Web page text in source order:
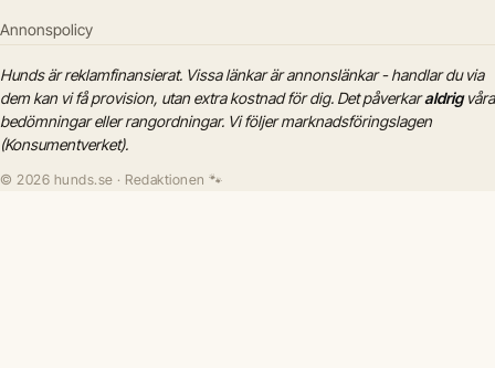
Annonspolicy
Hunds är reklamfinansierat. Vissa länkar är annonslänkar - handlar du via
dem kan vi få provision, utan extra kostnad för dig. Det påverkaraldrigvåra
bedömningar eller rangordningar. Vi följer marknadsföringslagen
(Konsumentverket).
© 2026 hunds.se · Redaktionen 🐾